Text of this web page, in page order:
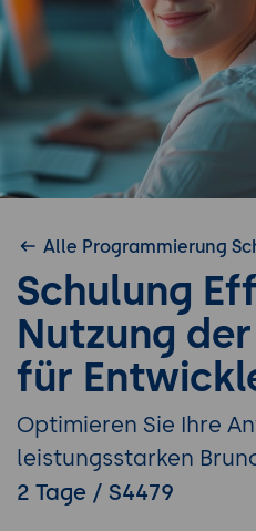
Alle Programmierung
Schulung
Nutzung
für
Optimieren Sie Ihre
leistungsstarken
2 Tage / S4479